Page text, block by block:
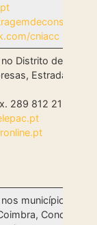
cniacc
Distrito de Faro
Estrada da
289 812 213
municípios de
Condeixa-